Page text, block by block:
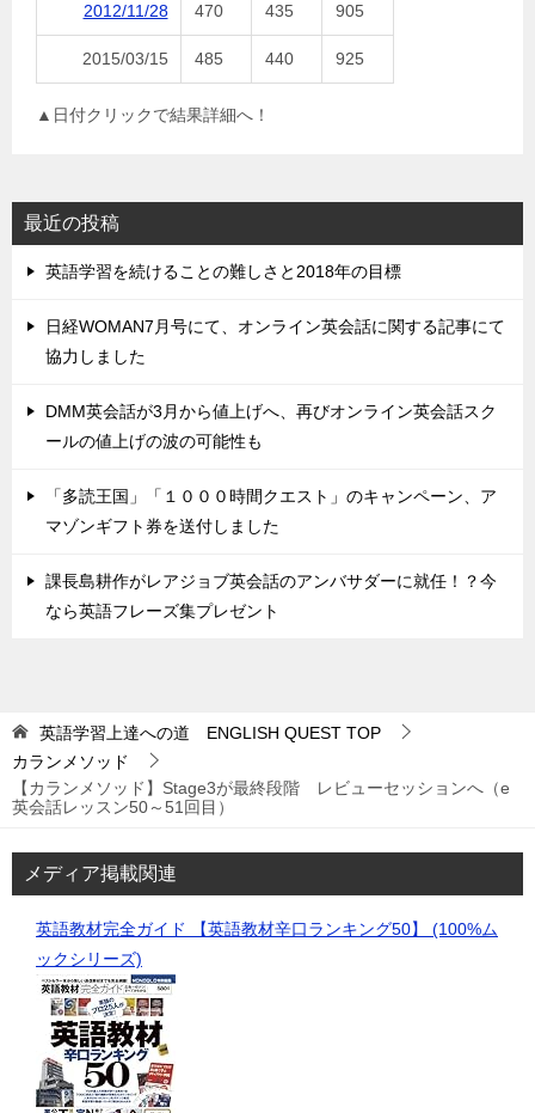
2012/11/28 470 435 905
2015/03/15 485 440 925
▲日付クリックで結果詳細へ！
最近の投稿
英語学習を続けることの難しさと2018年の目標
日経WOMAN7月号にて、オンライン英会話に関する記事にて
協力しました
DMM英会話が3月から値上げへ、再びオンライン英会話スク
ールの値上げの波の可能性も
「多読王国」「１０００時間クエスト」のキャンペーン、ア
マゾンギフト券を送付しました
課長島耕作がレアジョブ英会話のアンバサダーに就任！？今
なら英語フレーズ集プレゼント
英語学習上達への道 ENGLISH QUEST TOP
カランメソッド
【カランメソッド】Stage3が最終段階 レビューセッションへ（e
英会話レッスン50～51回目）
メディア掲載関連
英語教材完全ガイド 【英語教材辛口ランキング50】 (100%ム
ックシリーズ)